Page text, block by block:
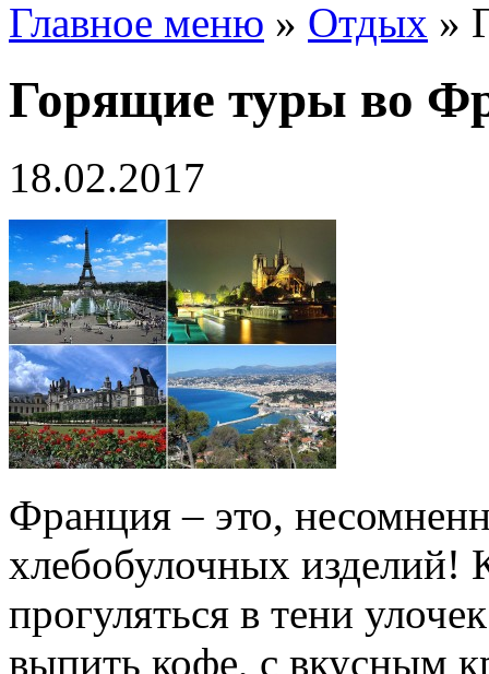
Главное меню » Отдых »
Горящие туры во
18.02.2017
Франция – это,
хлебобулочных изделий!
прогуляться в тени
выпить кофе, с вкусным